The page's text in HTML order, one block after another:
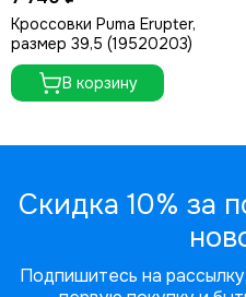
Кроссовки Puma Erupter,
размер 39,5 (19520203)
В корзину
Скидка 10% за
Подпишитесь на